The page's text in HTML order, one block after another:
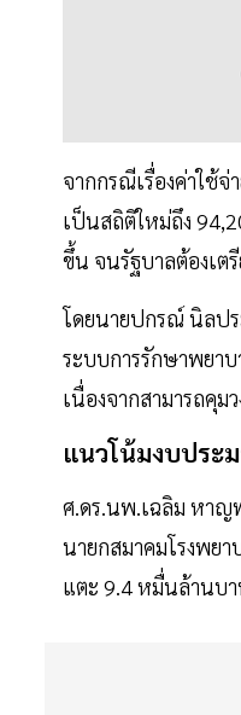
จากกรณีเรื่องค่าใช้จ่
เป็นสถิติใหม่ถึง
ขึ้น จนรัฐบาลต้องเต
โดยนายปกรณ์ นิลปร
ระบบการรักษาพยา
เนื่องจากสามารถคุม
แนวโน้มงบประ
ศ.ดร.นพ.เฉลิม หา
นายกสมาคมโรงพย
แตะ 9.4 หมื่นล้านบ